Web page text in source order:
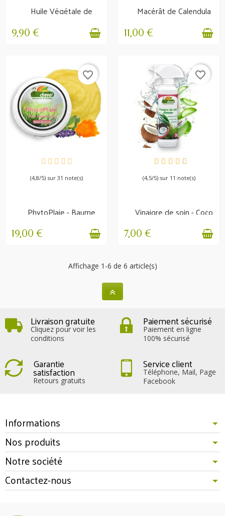
Huile Végétale de
Coco - Crins, Peau,...
9,90 €
Macérât de Calendula
Irritations et...
11,00 €
EN STOCK
favorite_border
(4,8/5) sur 31 note(s)
PhytoPlaie - Baume
régénérant
19,00 €
EN STOCK
favorite_border
(4,5/5) sur 11 note(s)
Vinaigre de soin - Coco
& Aloe Vera -...
7,00 €
Affichage 1-6 de 6 article(s)
Livraison gratuite
Cliquez pour voir les
conditions
Paiement sécurisé
Paiement en ligne
100% sécurisé
Garantie
satisfaction
Retours gratuits
Service client
Téléphone, Mail, Page
Facebook
Informations
Nos produits
Notre société
Contactez-nous